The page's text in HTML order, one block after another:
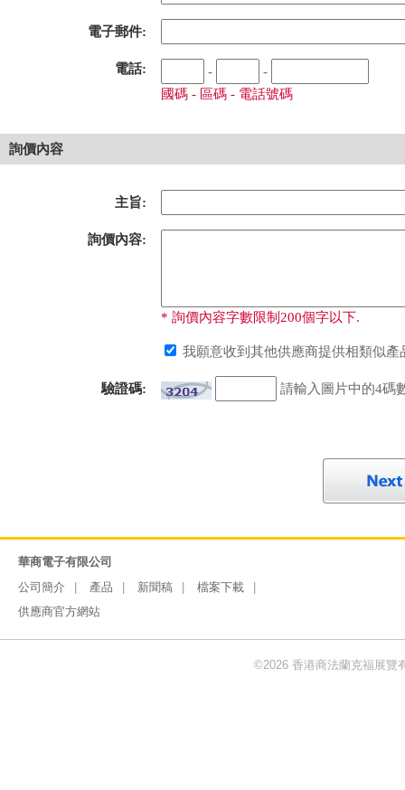
電子郵件:
電話: -
-
國碼 - 區碼 - 電話號碼
詢價內容
主旨:
詢價內容:
* 詢價內容字數限制200個字以下.
我願意收到其他供應商提供相類似產
驗證碼: 請輸入圖片中的4碼
華商電子有限公司
公司簡介
產品 新聞稿
檔案下載
供應商官方網站
©2026 香港商法蘭克福展覽